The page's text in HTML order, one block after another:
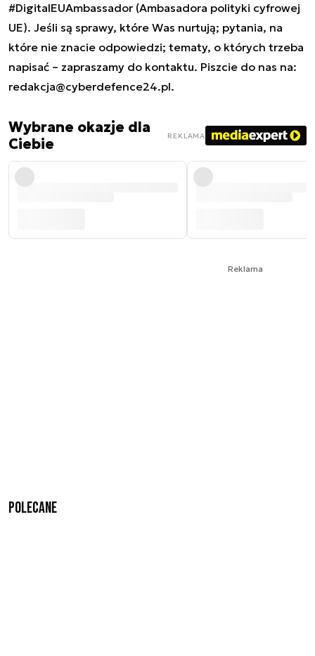
#DigitalEUAmbassador (Ambasadora polityki cyfrowej
UE). Jeśli są sprawy, które Was nurtują; pytania, na
które nie znacie odpowiedzi; tematy, o których trzeba
napisać – zapraszamy do kontaktu. Piszcie do nas na:
redakcja@cyberdefence24.pl.
Wybrane okazje dla
Ciebie
REKLAMA
Reklama
Polecane